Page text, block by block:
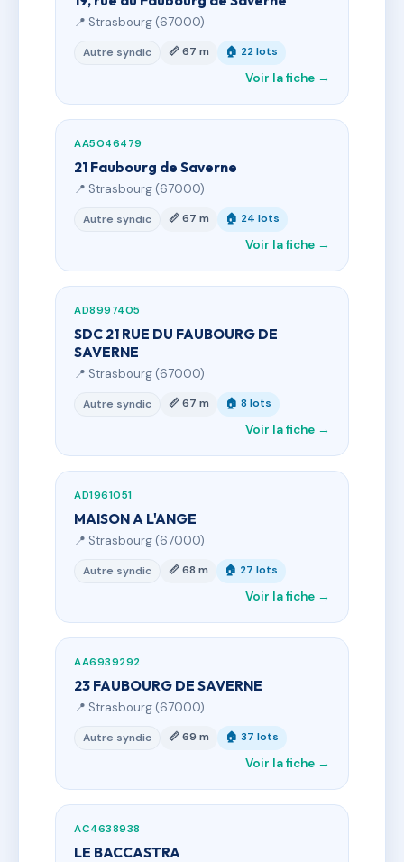
📍 Strasbourg (67000)
Autre syndic 📏 67 m 🏠 22 lots
Voir la fiche →
AA5046479
21 Faubourg de Saverne
📍 Strasbourg (67000)
Autre syndic 📏 67 m 🏠 24 lots
Voir la fiche →
AD8997405
SDC 21 RUE DU FAUBOURG DE
SAVERNE
📍 Strasbourg (67000)
Autre syndic 📏 67 m 🏠 8 lots
Voir la fiche →
AD1961051
MAISON A L'ANGE
📍 Strasbourg (67000)
Autre syndic 📏 68 m 🏠 27 lots
Voir la fiche →
AA6939292
23 FAUBOURG DE SAVERNE
📍 Strasbourg (67000)
Autre syndic 📏 69 m 🏠 37 lots
Voir la fiche →
AC4638938
LE BACCASTRA